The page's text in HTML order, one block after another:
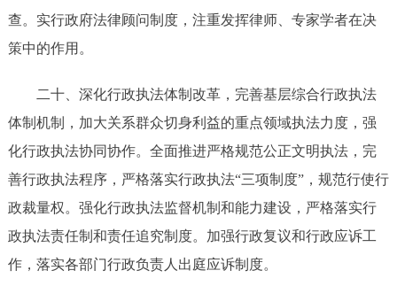
查。 实行政府法律顾问制度，注重发挥律师、专家学者在决
策中的作用。
二十、 深化行政执法体制改革，完善基层综合行政执法
体制机制，加大关系群众切身利益的重点领域执法力度，强
化行政执法协同协作。全面推进严格规范公正文明执法，完
善行政执法程序， 严格落实行政执法“三项制度”，规范行使行
政裁量权。强化行政执法监督机制和能力建设，严格落实行
政执法责任制和责任追究制度。加强行政复议和行政应诉工
作，落实各部门行政负责人出庭应诉制度。